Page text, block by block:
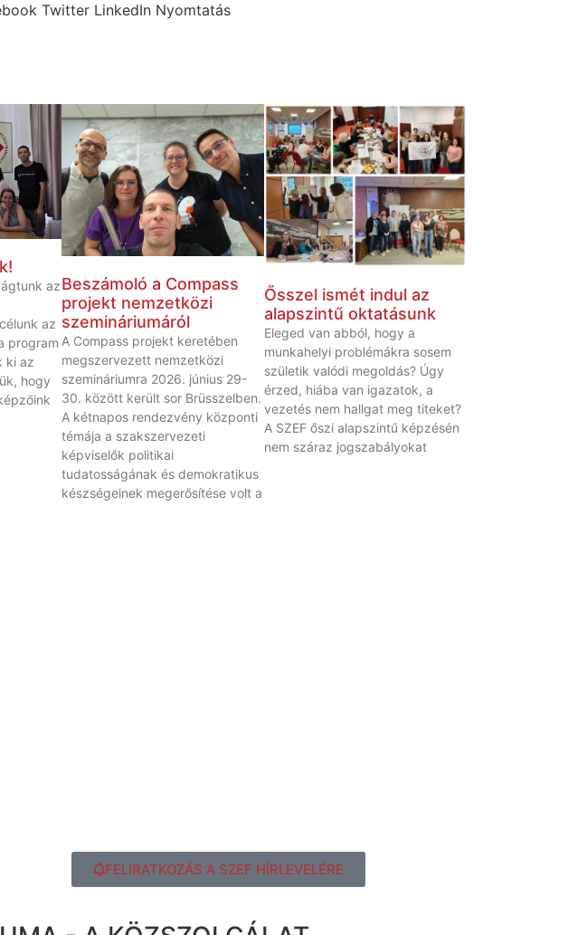
Twitter LinkedIn Nyomtatás
az
az
program
ki az
hogy
Beszámoló a Compass
projekt nemzetközi
szemináriumáról
A Compass projekt keretében
megszervezett nemzetközi
szemináriumra 2026. június 29-
30. között került sor Brüsszelben.
A kétnapos rendezvény központi
témája a szakszervezeti
képviselők politikai
tudatosságának és demokratikus
készségeinek megerősítése volt a
Ősszel ismét indul az
alapszintű oktatásunk
Eleged van abból, hogy a
munkahelyi problémákra sosem
születik valódi megoldás? Úgy
érzed, hiába van igazatok, a
vezetés nem hallgat meg titeket?
A SZEF őszi alapszintű képzésén
nem száraz jogszabályokat
FELIRATKOZÁS A SZEF HÍRLEVELÉRE